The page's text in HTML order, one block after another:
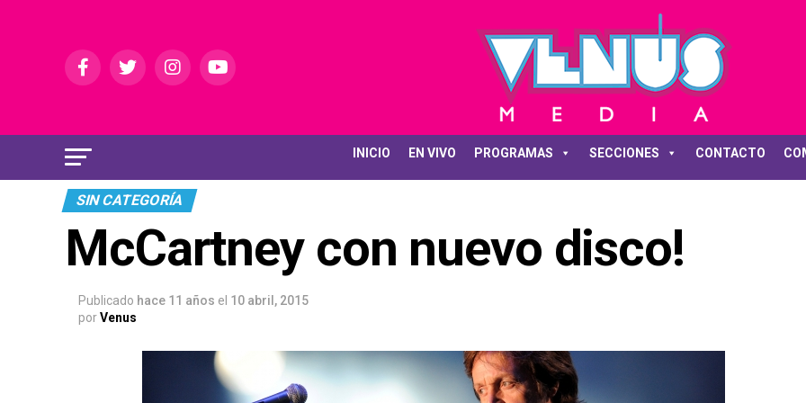
INICIO EN VIVO PROGRAMAS SECCIONES CONTACTO
SIN CATEGORÍA
McCartney con nuevo disco!
Publicado hace 11 años el 10 abril, 2015
porVenus